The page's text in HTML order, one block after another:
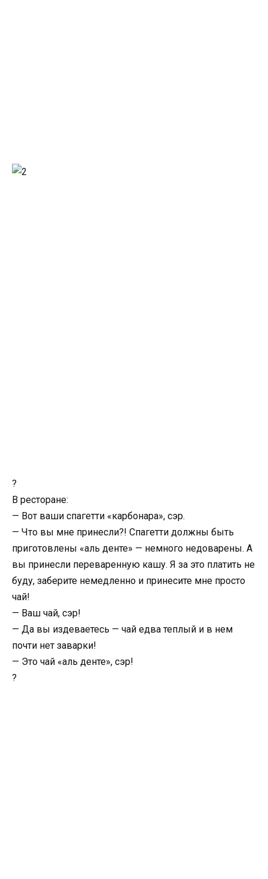
?
В ресторане:
— Вот ваши спагетти «карбонара», сэр.
— Что вы мне принесли?! Спагетти должны быть
приготовлены «аль денте» — немного недоварены. А
вы принесли переваренную кашу. Я за это платить не
буду, заберите немедленно и принесите мне просто
чай!
— Ваш чай, сэр!
— Да вы издеваетесь — чай едва теплый и в нем
почти нет заварки!
— Это чай «аль денте», сэр!
?